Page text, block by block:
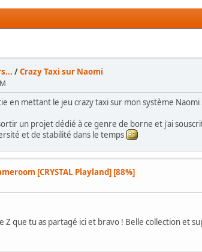
/Crazy Taxi sur Naomi
en mettant le jeu crazy taxi sur mon système
un projet dédié à ce genre de borne et j'ai
et de stabilité dans le temps
[CRYSTAL Playland] [88%]
Z que tu as partagé ici et bravo ! Belle collection et